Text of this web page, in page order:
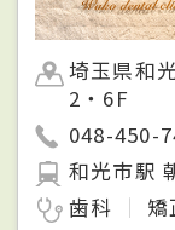
埼玉県和
2・6F
048-450-
和光市駅
歯科
矯